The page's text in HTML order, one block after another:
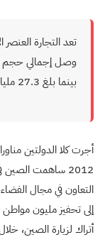
بينما بلغ 27.3 مليار دولار في عام 2015
التعاون في مجال
إلى تحفيز مليون